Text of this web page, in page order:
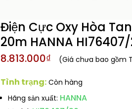
Điện Cực Oxy Hòa
20m HANNA
8.813.000₫ (Giá chưa bao gồm
Tình trạng: Còn hàng
Hãng sản xuất: HANNA